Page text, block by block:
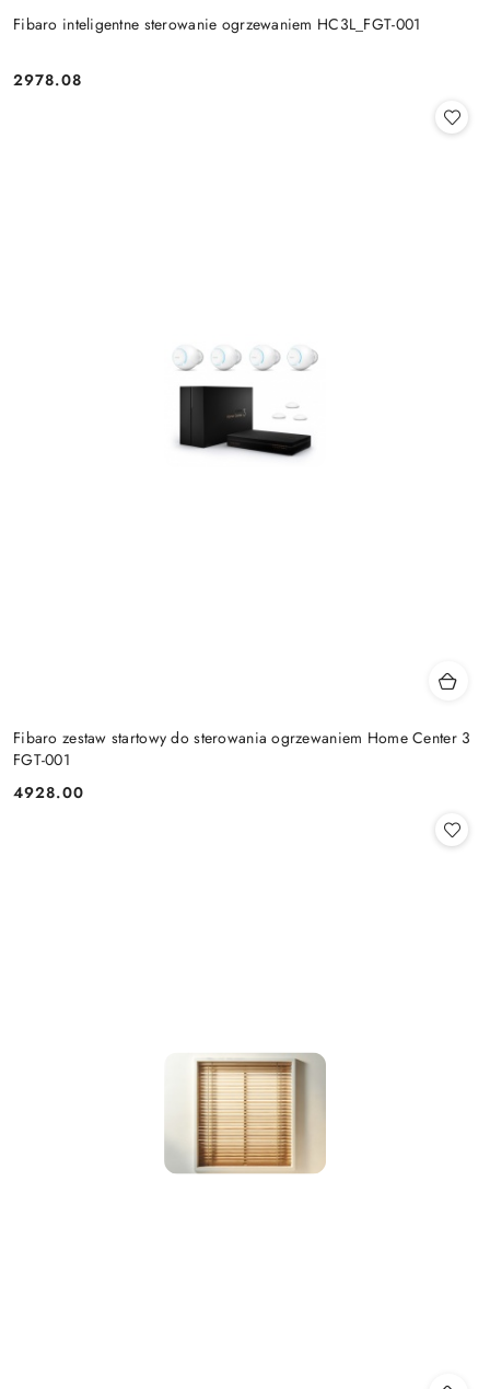
Fibaro inteligentne sterowanie ogrzewaniem HC3L_FGT-001
Cena:
2978.08
Fibaro zestaw startowy do sterowania ogrzewaniem Home Center 3
FGT-001
Cena:
4928.00